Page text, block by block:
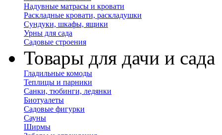
Надувные матрасы и кровати
Раскладные кровати, раскладушки
Сундуки, шкафы, ящики
Урны для сада
Садовые строения
Товары для дачи и сада
Гладильные комоды
Теплицы и парники
Санки, тюбинги, ледянки
Биотуалеты
Садовые фигурки
Сауны
Ширмы